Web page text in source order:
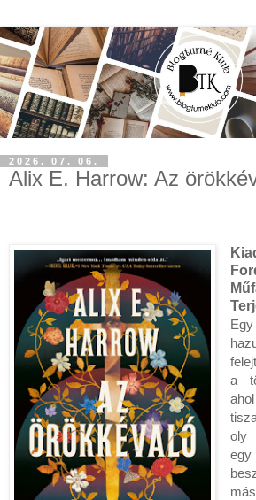
2026. 07. 06.
Alix E. Harrow: Az
a
oly
egy